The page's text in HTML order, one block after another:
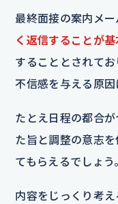
最終面接の案内メー
く返信することが基
することとされて
不信感を与える原因
たとえ日程の都合
た旨と調整の意志
てもらえるでしょう
内容をじっくり考